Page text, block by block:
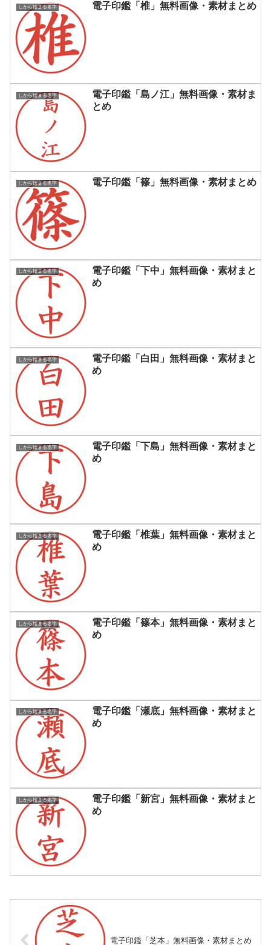
しから始まる名字 電子印鑑「椎」無料画像・素材まとめ
しから始まる名字
電子印鑑「島ノ江」無料画像・素材ま
とめ
しから始まる名字 電子印鑑「篠」無料画像・素材まとめ
しから始まる名字
電子印鑑「下中」無料画像・素材まと
め
しから始まる名字
電子印鑑「白田」無料画像・素材まと
め
しから始まる名字
電子印鑑「下島」無料画像・素材まと
め
しから始まる名字
電子印鑑「椎葉」無料画像・素材まと
め
しから始まる名字
電子印鑑「篠本」無料画像・素材まと
め
しから始まる名字
電子印鑑「瀬底」無料画像・素材まと
め
しから始まる名字
電子印鑑「新宮」無料画像・素材まと
め
電子印鑑「芝本」無料画像・素材まとめ